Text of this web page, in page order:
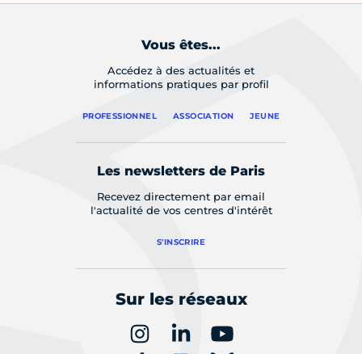
Vous êtes...
Accédez à des actualités et
informations pratiques par profil
PROFESSIONNEL ASSOCIATION JEUNE
Les newsletters de Paris
Recevez directement par email
l'actualité de vos centres d'intérêt
S'INSCRIRE
Sur les réseaux